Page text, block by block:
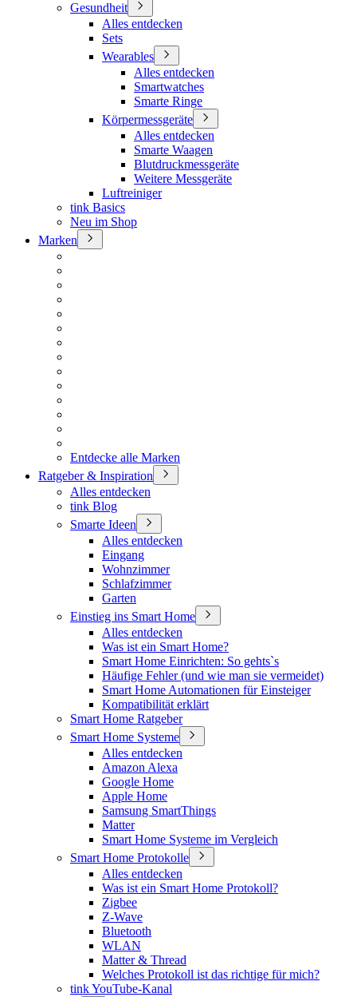
Gesundheit
Alles entdecken
Sets
Wearables
Alles entdecken
Smartwatches
Smarte Ringe
Körpermessgeräte
Alles entdecken
Smarte Waagen
Blutdruckmessgeräte
Weitere Messgeräte
Luftreiniger
tink Basics
Neu im Shop
Marken
Entdecke alle Marken
Ratgeber & Inspiration
Alles entdecken
tink Blog
Smarte Ideen
Alles entdecken
Eingang
Wohnzimmer
Schlafzimmer
Garten
Einstieg ins Smart Home
Alles entdecken
Was ist ein Smart Home?
Smart Home Einrichten: So gehts`s
Häufige Fehler (und wie man sie vermeidet)
Smart Home Automationen für Einsteiger
Kompatibilität erklärt
Smart Home Ratgeber
Smart Home Systeme
Alles entdecken
Amazon Alexa
Google Home
Apple Home
Samsung SmartThings
Matter
Smart Home Systeme im Vergleich
Smart Home Protokolle
Alles entdecken
Was ist ein Smart Home Protokoll?
Zigbee
Z-Wave
Bluetooth
WLAN
Matter & Thread
Welches Protokoll ist das richtige für mich?
tink YouTube-Kanal